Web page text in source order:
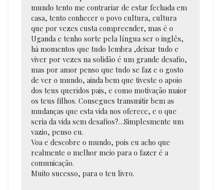
mundo tento me contrariar de estar fechada em
casa, tento conhecer o povo cultura, cultura
que por vezes custa compreender, mas é o
Uganda e tenho sorte pela língua ser o inglês,
há momentos que tudo lembra ,deixar tudo e
viver por vezes na solidão é um grande desafio,
mas por amor penso que tudo se faz e o gosto
de ver o mundo, ainda bem que tiveste o apoio
dos teus queridos pais, e como motivação maior
os teus filhos. Consegues transmitir bem as
mudanças que esta vida nos oferece, e o que
seria da vida sem desafios?…Simplesmente um
vazio, penso eu.
Voa e descobre o mundo, pois eu acho que
realmente o melhor meio para o fazer é a
comunicação.
Muito sucesso, para o teu livro.